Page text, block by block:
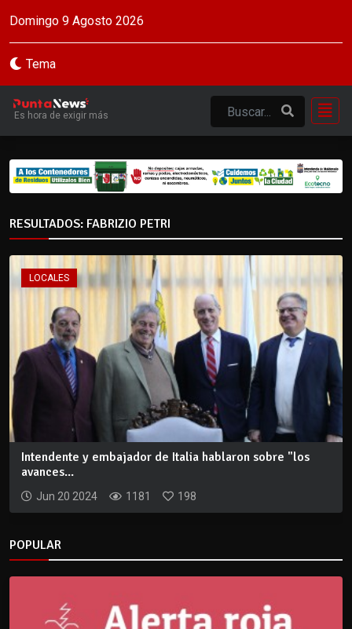
Domingo 9 Agosto 2026
Tema
Es hora de exigir más
RESULTADOS: FABRIZIO PETRI
LOCALES
Intendente y embajador de Italia hablaron sobre "los
avances...
Jun 20 2024 1181 198
POPULAR